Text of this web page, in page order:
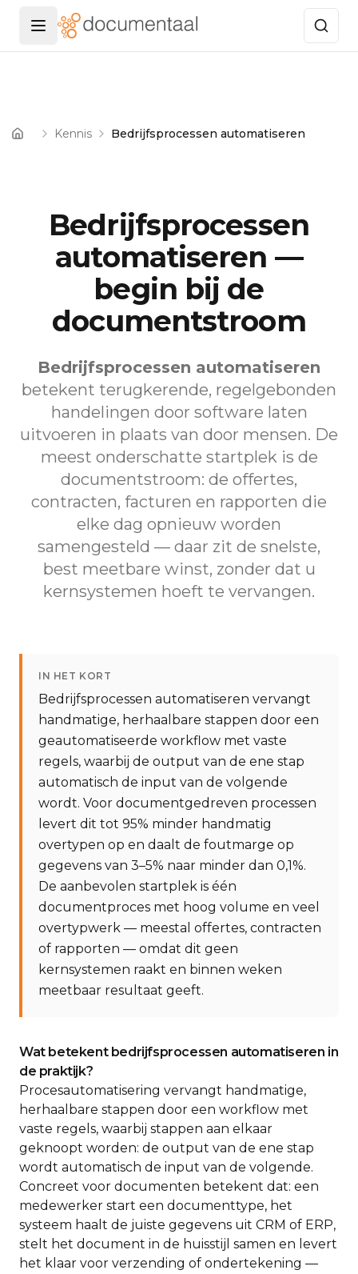
Menu openen
Home Kennis Bedrijfsprocessen automatiseren
Bedrijfsprocessen
automatiseren —
begin bij de
documentstroom
Bedrijfsprocessen automatiseren
betekent terugkerende, regelgebonden
handelingen door software laten
uitvoeren in plaats van door mensen. De
meest onderschatte startplek is de
documentstroom: de offertes,
contracten, facturen en rapporten die
elke dag opnieuw worden
samengesteld — daar zit de snelste,
best meetbare winst, zonder dat u
kernsystemen hoeft te vervangen.
IN HET KORT
Bedrijfsprocessen automatiseren vervangt
handmatige, herhaalbare stappen door een
geautomatiseerde workflow met vaste
regels, waarbij de output van de ene stap
automatisch de input van de volgende
wordt. Voor documentgedreven processen
levert dit tot 95% minder handmatig
overtypen op en daalt de foutmarge op
gegevens van 3–5% naar minder dan 0,1%.
De aanbevolen startplek is één
documentproces met hoog volume en veel
overtypwerk — meestal offertes, contracten
of rapporten — omdat dit geen
kernsystemen raakt en binnen weken
meetbaar resultaat geeft.
Wat betekent bedrijfsprocessen automatiseren in
de praktijk?
Procesautomatisering vervangt handmatige,
herhaalbare stappen door een workflow met
vaste regels, waarbij stappen aan elkaar
geknoopt worden: de output van de ene stap
wordt automatisch de input van de volgende.
Concreet voor documenten betekent dat: een
medewerker start een documenttype, het
systeem haalt de juiste gegevens uit CRM of ERP,
stelt het document in de huisstijl samen en levert
het klaar voor verzending of ondertekening —